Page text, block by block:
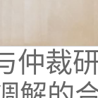
仲裁